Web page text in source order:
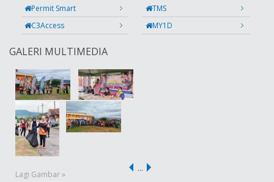
Permit Smart
TMS
C3Access
MY1D
GALERI MULTIMEDIA
Lagi Gambar »
…